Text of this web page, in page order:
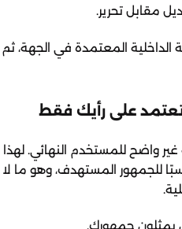
مقابل تحرير.
الداخلية المعتمدة في الجهة، ثم
واضح للمستخدم النهائي. لهذا
للجمهور المستهدف، وهو ما لا